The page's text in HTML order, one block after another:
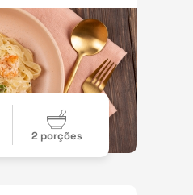
2 porções